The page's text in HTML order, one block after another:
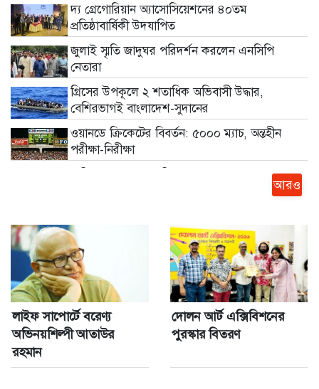
দ্য গ্রেগোরিয়ান অ্যাসোসিয়েশনের ৪০তম
প্রতিষ্ঠাবার্ষিকী উদযাপিত
জুলাই স্মৃতি জাদুঘর পরিদর্শন করলেন এনসিপি
নেতারা
গ্রিসের উপকূলে ২ শতাধিক অভিবাসী উদ্ধার,
বেশিরভাগই বাংলাদেশ-সুদানের
ওয়ানডে ক্রিকেটের বিবর্তন: ৫০০০ ম্যাচ, অন্তহীন
পরীক্ষা-নিরীক্ষা
বাড়ির পাশে ডোবায় মিলল যুবদল নেতার মরদেহ
নরম ও তুলতুলে দই বড়া তৈরির সহজ রেসিপি
ঢাকা-টরেন্টো ফ্লাইট নিয়ে বিমানের নতুন নির্দেশনা
টানা দ্বিতীয়বার অস্ট্রেলিয়ার বর্ষসেরা হেড
আরও
লাইফ সাপোর্টে বরেণ্য
অভিনয়শিল্পী আতাউর
রহমান
দোলন আর্ট এক্সিবিশনের
পুরস্কার বিতরণ